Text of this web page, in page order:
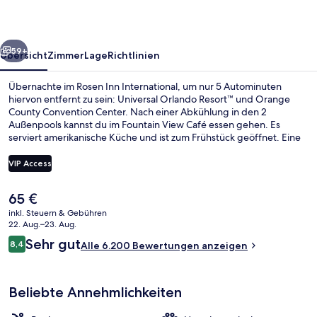
Weiter
59+
ÜbersichtZimmerLageRichtlinien
Übernachte im Rosen Inn International, um nur 5 Autominuten
hiervon entfernt zu sein: Universal Orlando Resort™ und Orange
County Convention Center. Nach einer Abkühlung in den 2
Außenpools kannst du im Fountain View Café essen gehen. Es
serviert amerikanische Küche und ist zum Frühstück geöffnet. Eine
weitere Highlights. Anderen Reisenden gefallen der Pool und das
hilfsbereite Personal sehr gut.
VIP Access
Der
aktuelle
Preis
beträgt
65 €.
65 €
inkl. Steuern & Gebühren
22. Aug.–23. Aug.
Bewertungen
8,48,4 von 10.
Sehr gutAlle 6.200 Bewertungen anzeigen
Beliebte Annehmlichkeiten